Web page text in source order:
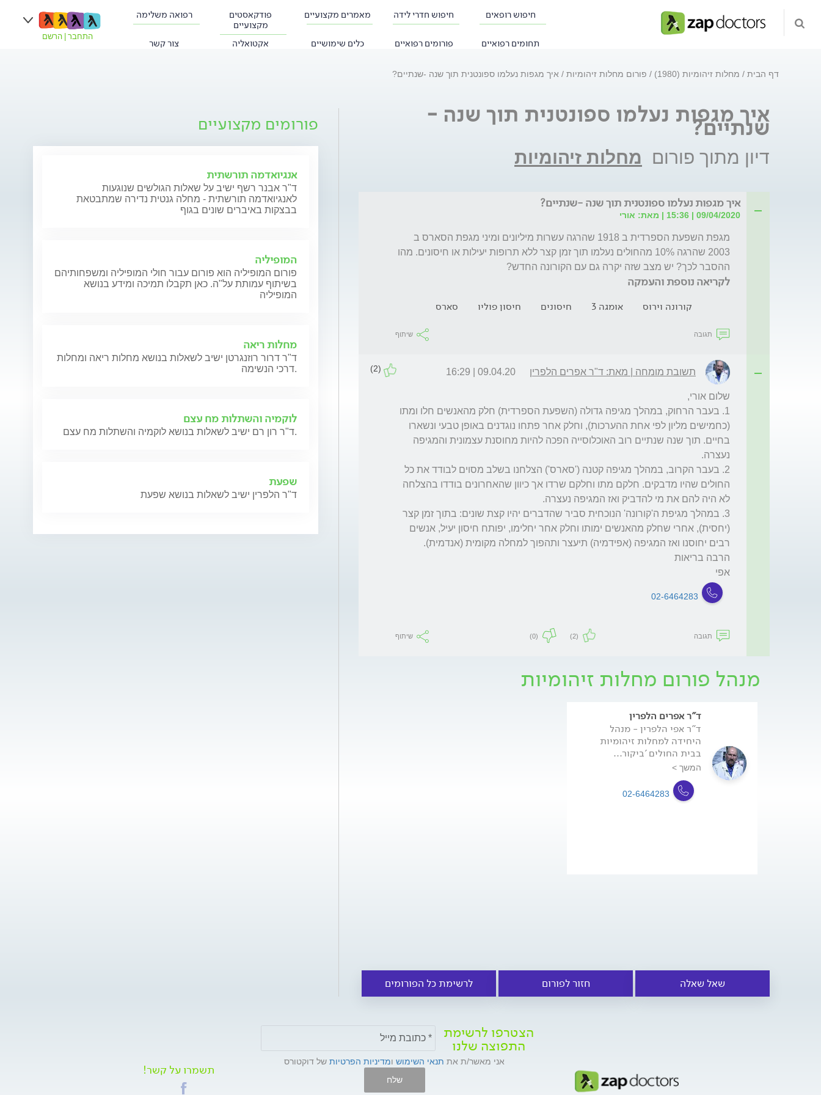
חיפוש רופאים חיפוש חדרי לידה מאמרים מקצועיים
פודקאסטים
מקצועיים
רפואה משלימה
תחומים רפואיים פורומים רפואיים כלים שימושיים אקטואליה צור קשר
התחבר הרשם
דף הבית מחלות זיהומיות (1980) פורום מחלות זיהומיות איך מגפות נעלמו ספונטנית תוך שנה -שנתיים?
איך מגפות נעלמו ספונטנית תוך שנה -
שנתיים?
דיון מתוך פורום מחלות זיהומיות
איך מגפות נעלמו ספונטנית תוך שנה -שנתיים?
09/04/2020 | 15:36 | מאת: אורי
ההסבר לכך? יש מצב שזה יקרה גם עם הקורונה החדש?
לקריאה נוספת והעמקה
קורונה וירוס אומגה 3 חיסונים חיסון פוליו סארס
תגובה שיתוף
תשובת מומחה | מאת: ד"ר אפרים הלפרין 09.04.20 | 16:29
(2)
אפי
02-6464283
תגובה (2)
(0) שיתוף
מנהל פורום מחלות זיהומיות
ד"ר אפרים הלפרין
ד"ר אפי הלפרין - מנהל
היחידה למחלות זיהומיות
בבית החולים 'ביקור...
המשך >
02-6464283
שאל שאלה חזור לפורום לרשימת כל הפורומים
פורומים מקצועיים
אנגיואדמה תורשתית
ד"ר אבנר רשף ישיב על שאלות הגולשים שנוגעות
לאנגיואדמה תורשתית - מחלה גנטית נדירה שמתבטאת
בבצקות באיברים שונים בגוף
המופיליה
פורום המופיליה הוא פורום עבור חולי המופיליה ומשפחותיהם
בשיתוף עמותת על"ה. כאן תקבלו תמיכה ומידע בנושא
המופיליה
מחלות ריאה
ד"ר דרור רוזנגרטן ישיב לשאלות בנושא מחלות ריאה ומחלות
דרכי הנשימה.
לוקמיה והשתלות מח עצם
ד"ר רון רם ישיב לשאלות בנושא לוקמיה והשתלות מח עצם.
שפעת
ד"ר הלפרין ישיב לשאלות בנושא שפעת
הצטרפו לרשימת
התפוצה שלנו
אני מאשר/ת את תנאי השימוש ומדיניות הפרטיות של דוקטורס
שלח
תשמרו על קשר!